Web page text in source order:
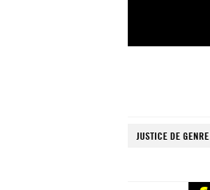
JUSTICE DE GENRE